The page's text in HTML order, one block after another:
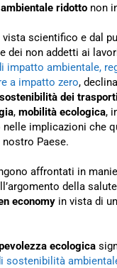
ridotto non
scientifico e dal
dei non addetti ai
impatto ambientale,
a impatto zero,
sostenibilità dei trasporti
, mobilità ecologica,
nelle implicazioni che
nostro Paese.
affrontati in
della
economy in vista di
ecologica
sostenibilità